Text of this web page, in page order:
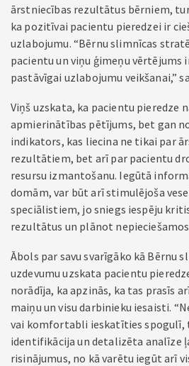
ārstniecības rezultātus bērniem,
ka pozitīvai pacientu pieredzei ir
uzlabojumu. “Bērnu slimnīcas
pacientu un viņu ģimeņu vērtējums
pastāvīgai uzlabojumu veikšanai,”
Viņš uzskata, ka pacientu pieredze
apmierinātības pētījums, bet gan
indikators, kas liecina ne tikai par
rezultātiem, bet arī par pacientu
resursu izmantošanu. Iegūtā
domām, var būt arī stimulējoša
speciālistiem, jo sniegs iespēju
rezultātus un plānot
Ābols par savu svarīgāko kā Bērnu
uzdevumu uzskata pacientu
norādīja, ka apzinās, ka tas prasīs
maiņu un visu darbinieku iesaisti.
vai komfortabli ieskatīties
identifikācija un detalizēta analīze
risinājumus, no kā varētu iegūt arī